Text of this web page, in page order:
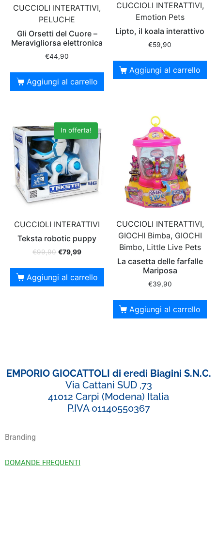
CUCCIOLI INTERATTIVI,
PELUCHE
Gli Orsetti del Cuore –
Meravigliorsa elettronica
€44,90
Aggiungi al carrello
CUCCIOLI INTERATTIVI,
Emotion Pets
Lipto, il koala interattivo
€59,90
Aggiungi al carrello
In offerta!
CUCCIOLI INTERATTIVI
Teksta robotic puppy
€99,90 €79,99
Aggiungi al carrello
CUCCIOLI INTERATTIVI,
GIOCHI Bimba, GIOCHI
Bimbo, Little Live Pets
La casetta delle farfalle
Mariposa
€39,90
Aggiungi al carrello
EMPORIO GIOCATTOLI di eredi Biagini S.N.C.
Via Cattani SUD ,73
41012 Carpi (Modena) Italia
P.IVA 01140550367
Branding
DOMANDE FREQUENTI